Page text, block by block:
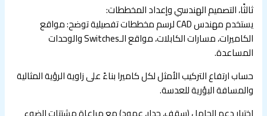
ثالثًا، التصميم الهندسي وإعداد المخططات:
يستخدم مهندس CAD لرسم مخططات تفصيلية توضح: مواقع
الكاميرات، مسارات الكابلات، مواقع الـSwitches والوحدات
المساعدة.
حساب ارتفاع التركيب الأمثل لكل كاميرا بناءً على زاوية الرؤية المثالية
والمسافة البؤرية للعدسة.